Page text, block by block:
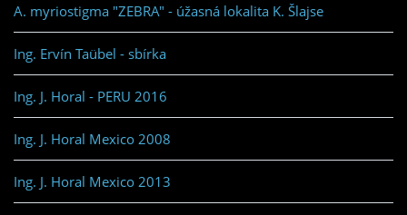
A. myriostigma "ZEBRA" - úžasná lokalita K. Šlajse
Ing. Ervín Taübel - sbírka
Ing. J. Horal - PERU 2016
Ing. J. Horal Mexico 2008
Ing. J. Horal Mexico 2013